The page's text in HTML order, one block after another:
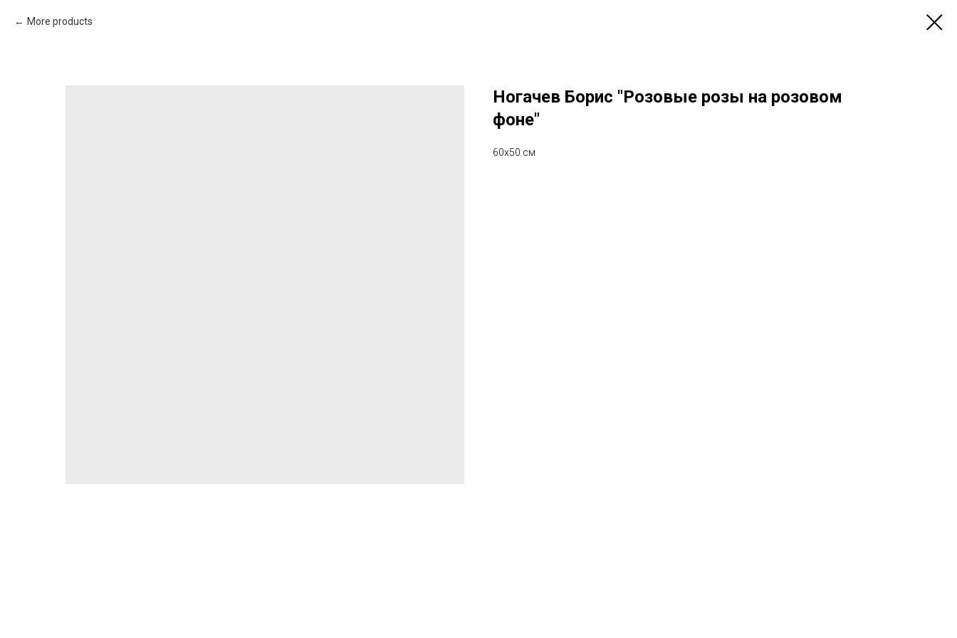
More products
Ногачев Борис "Розовые розы на розовом
фоне"
60х50 см